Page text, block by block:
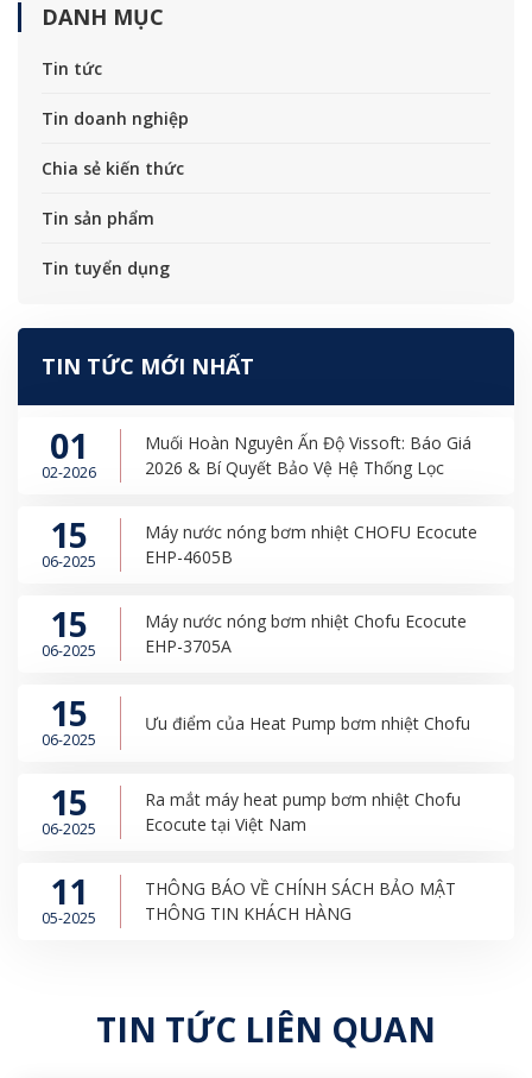
DANH MỤC
Tin tức
Tin doanh nghiệp
Chia sẻ kiến thức
Tin sản phẩm
Tin tuyển dụng
TIN TỨC MỚI NHẤT
01
02-2026
Muối Hoàn Nguyên Ấn Độ Vissoft: Báo Giá
2026 & Bí Quyết Bảo Vệ Hệ Thống Lọc
15
06-2025
Máy nước nóng bơm nhiệt CHOFU Ecocute
EHP-4605B
15
06-2025
Máy nước nóng bơm nhiệt Chofu Ecocute
EHP-3705A
15
06-2025
Ưu điểm của Heat Pump bơm nhiệt Chofu
15
06-2025
Ra mắt máy heat pump bơm nhiệt Chofu
Ecocute tại Việt Nam
11
05-2025
THÔNG BÁO VỀ CHÍNH SÁCH BẢO MẬT
THÔNG TIN KHÁCH HÀNG
TIN TỨC LIÊN QUAN